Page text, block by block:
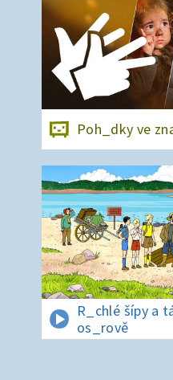
Poh_dky ve
R_chlé šípy a
os_rově